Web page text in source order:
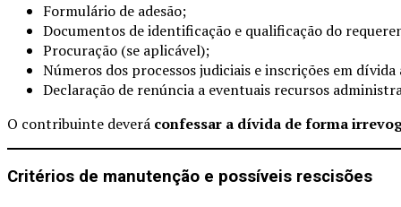
Formulário de adesão;
Documentos de identificação e qualificação do
Procuração (se aplicável);
Números dos processos judiciais e inscrições em dívida
Declaração de renúncia a eventuais recursos
O contribuinte deverá confessar a dívida de forma
Critérios de manutenção e possíveis rescisões